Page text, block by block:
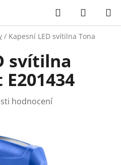
Hledat
KOŠÍK
/ Kapesní LED svítilna Tona
svítilna
hodnocení